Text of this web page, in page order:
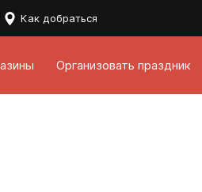
Как добраться
Организовать праздник